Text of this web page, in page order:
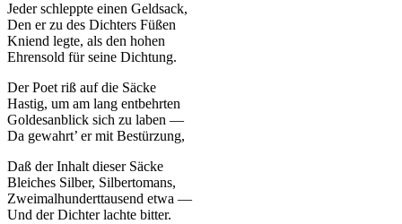
Jeder schleppte einen Geldsack,
Den er zu des Dichters Füßen
Kniend legte, als den hohen
Ehrensold für seine Dichtung.
Der Poet riß auf die Säcke
Hastig, um am lang entbehrten
Goldesanblick sich zu laben —
Da gewahrt’ er mit Bestürzung,
Daß der Inhalt dieser Säcke
Bleiches Silber, Silbertomans,
Zweimalhunderttausend etwa —
Und der Dichter lachte bitter.